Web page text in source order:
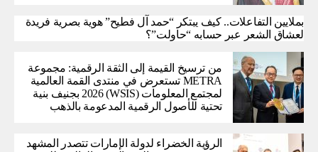
بملايين التفاعلات.. كيف يبتكر “حمد آل فطيح” هوية بصرية فريدة
لعشاق الشعر عبر حسابه “حاولت”؟
من ترسيخ القيمة إلى الثقة الرقمية: مجموعة
METRA تستعرض في منتدى القمة العالمية
لمجتمع المعلومات (WSIS) 2026 بجنيف بنية
تحتية للأصول الرقمية المدعومة بالذهب
الرؤية الخضراء لدولة الإمارات تتصدر المشهد